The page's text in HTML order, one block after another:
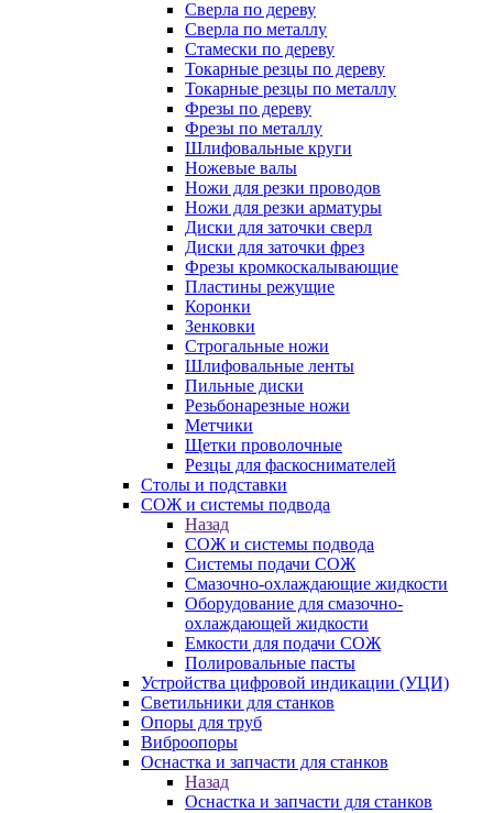
Сверла по дереву
Сверла по металлу
Стамески по дереву
Токарные резцы по дереву
Токарные резцы по металлу
Фрезы по дереву
Фрезы по металлу
Шлифовальные круги
Ножевые валы
Ножи для резки проводов
Ножи для резки арматуры
Диски для заточки сверл
Диски для заточки фрез
Фрезы кромкоскалывающие
Пластины режущие
Коронки
Зенковки
Строгальные ножи
Шлифовальные ленты
Пильные диски
Резьбонарезные ножи
Метчики
Щетки проволочные
Резцы для фаскоснимателей
Столы и подставки
СОЖ и системы подвода
Назад
СОЖ и системы подвода
Системы подачи СОЖ
Смазочно-охлаждающие жидкости
Оборудование для смазочно-
охлаждающей жидкости
Емкости для подачи СОЖ
Полировальные пасты
Устройства цифровой индикации (УЦИ)
Светильники для станков
Опоры для труб
Виброопоры
Оснастка и запчасти для станков
Назад
Оснастка и запчасти для станков